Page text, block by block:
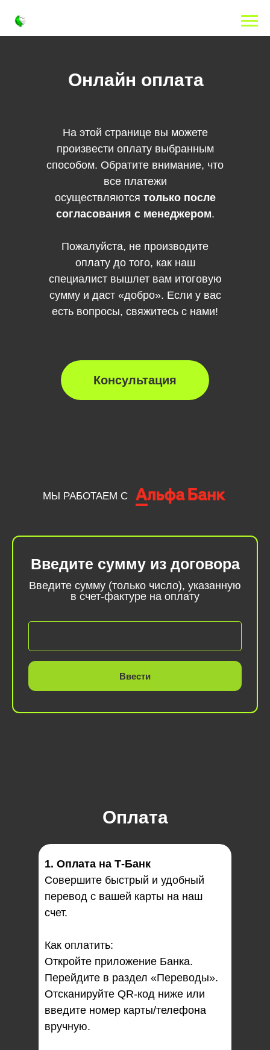
На этой странице вы можете
произвести оплату выбранным
способом. Обратите внимание, что
все платежи
осуществляются только после
согласования с менеджером.
Пожалуйста, не производите
оплату до того, как наш
специалист вышлет вам итоговую
сумму и даст «добро». Если у вас
есть вопросы, свяжитесь с нами!
Онлайн оплата
Консультация
Введите сумму из договора
Введите сумму (только число), указанную
в счет-фактуре на оплату
Ввести
Оплата
1. Оплата на Т-Банк
Совершите быстрый и удобный
перевод с вашей карты на наш
счет.
Как оплатить:
Откройте приложение Банка.
Перейдите в раздел «Переводы».
Отсканируйте QR-код ниже или
введите номер карты/телефона
вручную.